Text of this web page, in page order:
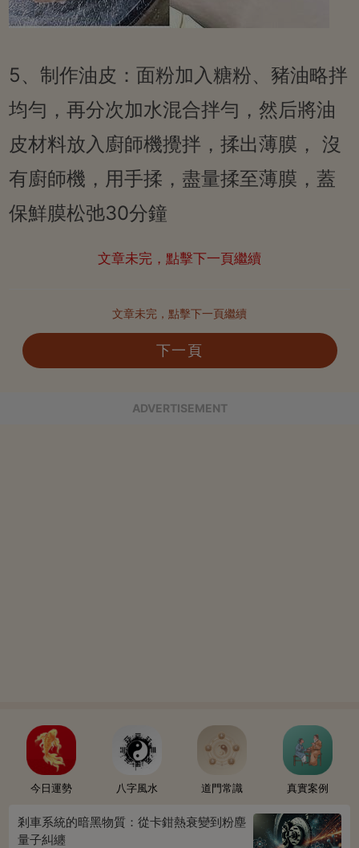
5、制作油皮：面粉加入糖粉、豬油略拌
均勻，再分次加水混合拌勻，然后將油
皮材料放入廚師機攪拌，揉出薄膜， 沒
有廚師機，用手揉，盡量揉至薄膜，蓋
保鮮膜松弛30分鐘
文章未完，點擊下一頁繼續
文章未完，點擊下一頁繼續
下一頁
ADVERTISEMENT
今日運勢 八字風水 道門常識 真實案例
剎車系統的暗黑物質：從卡鉗熱衰變到粉塵
量子糾纏